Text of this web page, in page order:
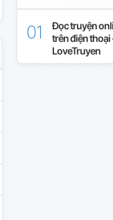
Đọc truyện
trên điện thoại
LoveTruyen